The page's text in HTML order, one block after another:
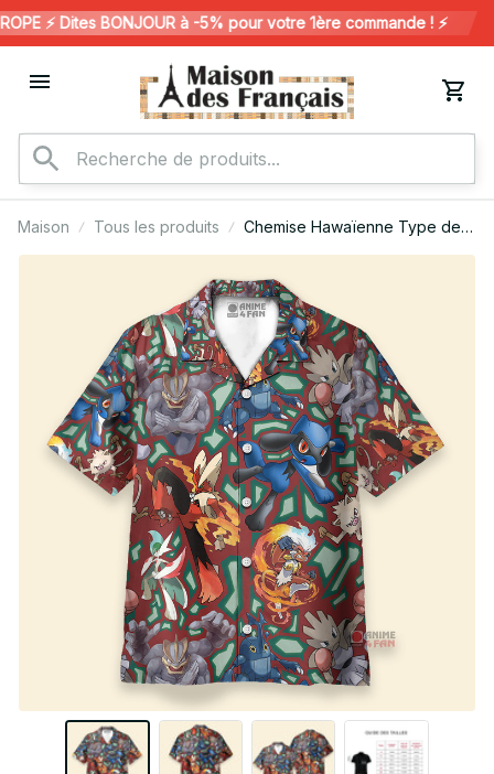
⚡️ Dites BONJOUR à -5% pour votre 1ère commande ! ⚡️
Maison Tous les produits
Chemise Hawaïenne Type de
combat Pokémon